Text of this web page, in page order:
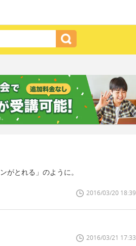
がとれる」のように。
2016/03/20 18:39
2016/03/21 17:33